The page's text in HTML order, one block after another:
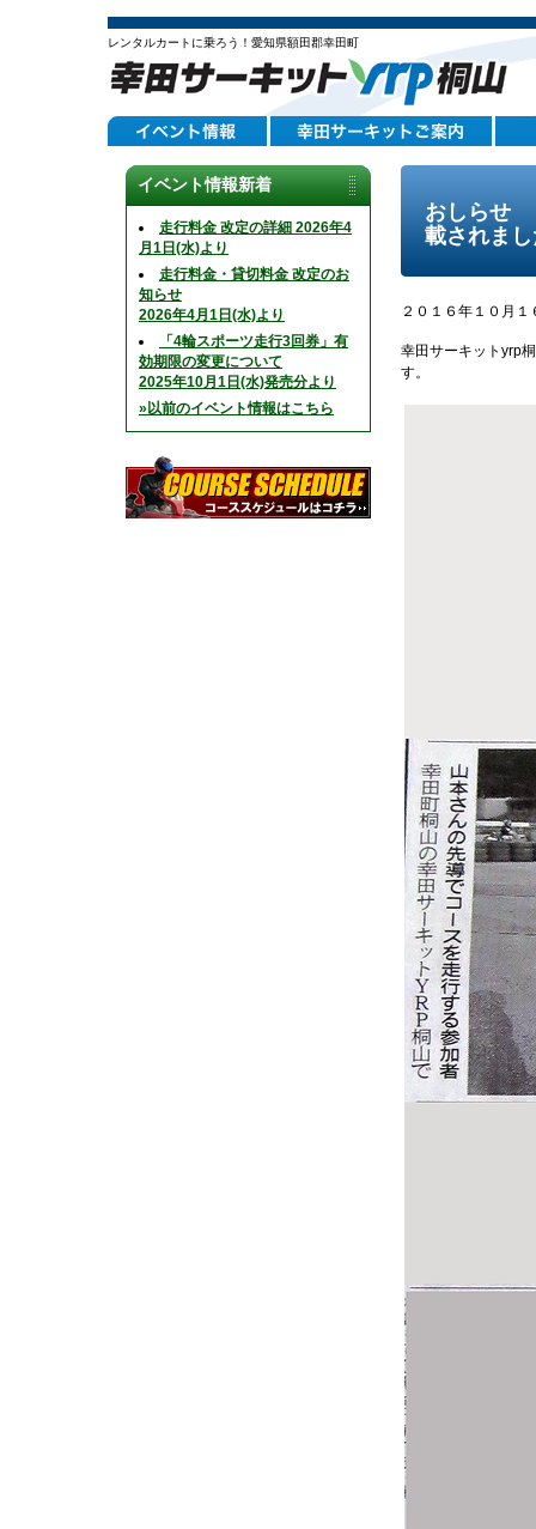
レンタルカートに乗ろう！愛知県額田郡幸田町
おしらせ
載されま
２０１６年１０月
幸田サーキットyrp
す。
イベント情報新着
走行料金 改定の詳細 2026年4
月1日(水)より
走行料金・貸切料金 改定のお
知らせ
2026年4月1日(水)より
「4輪スポーツ走行3回券」有
効期限の変更について
2025年10月1日(水)発売分より
»以前のイベント情報はこちら